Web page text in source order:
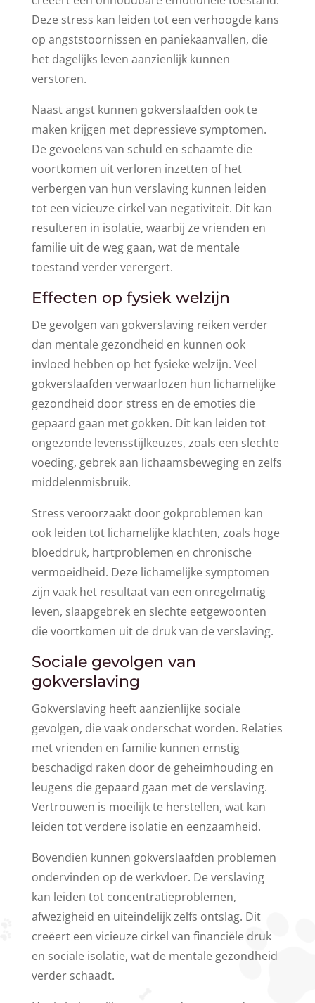
Deze stress kan leiden tot een verhoogde kans
op angststoornissen en paniekaanvallen, die
het dagelijks leven aanzienlijk kunnen
verstoren.
Naast angst kunnen gokverslaafden ook te
maken krijgen met depressieve symptomen.
De gevoelens van schuld en schaamte die
voortkomen uit verloren inzetten of het
verbergen van hun verslaving kunnen leiden
tot een vicieuze cirkel van negativiteit. Dit kan
resulteren in isolatie, waarbij ze vrienden en
familie uit de weg gaan, wat de mentale
toestand verder verergert.
Effecten op fysiek welzijn
De gevolgen van gokverslaving reiken verder
dan mentale gezondheid en kunnen ook
invloed hebben op het fysieke welzijn. Veel
gokverslaafden verwaarlozen hun lichamelijke
gezondheid door stress en de emoties die
gepaard gaan met gokken. Dit kan leiden tot
ongezonde levensstijlkeuzes, zoals een slechte
voeding, gebrek aan lichaamsbeweging en zelfs
middelenmisbruik.
Stress veroorzaakt door gokproblemen kan
ook leiden tot lichamelijke klachten, zoals hoge
bloeddruk, hartproblemen en chronische
vermoeidheid. Deze lichamelijke symptomen
zijn vaak het resultaat van een onregelmatig
leven, slaapgebrek en slechte eetgewoonten
die voortkomen uit de druk van de verslaving.
Sociale gevolgen van
gokverslaving
Gokverslaving heeft aanzienlijke sociale
gevolgen, die vaak onderschat worden. Relaties
met vrienden en familie kunnen ernstig
beschadigd raken door de geheimhouding en
leugens die gepaard gaan met de verslaving.
Vertrouwen is moeilijk te herstellen, wat kan
leiden tot verdere isolatie en eenzaamheid.
Bovendien kunnen gokverslaafden problemen
ondervinden op de werkvloer. De verslaving
kan leiden tot concentratieproblemen,
afwezigheid en uiteindelijk zelfs ontslag. Dit
creëert een vicieuze cirkel van financiële druk
en sociale isolatie, wat de mentale gezondheid
verder schaadt.